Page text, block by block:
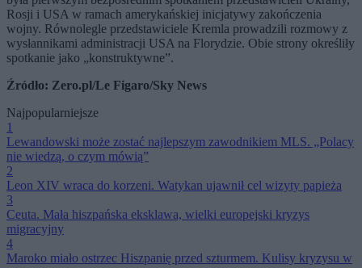
Rosji i USA w ramach amerykańskiej inicjatywy zakończenia
wojny. Równolegle przedstawiciele Kremla prowadzili rozmowy z
wysłannikami administracji USA na Florydzie. Obie strony określiły
spotkanie jako „konstruktywne”.
Źródło: Zero.pl/Le Figaro/Sky News
Najpopularniejsze
1
Lewandowski może zostać najlepszym zawodnikiem MLS. „Polacy
nie wiedzą, o czym mówią”
2
Leon XIV wraca do korzeni. Watykan ujawnił cel wizyty papieża
3
Ceuta. Mała hiszpańska eksklawa, wielki europejski kryzys
migracyjny
4
Maroko miało ostrzec Hiszpanię przed szturmem. Kulisy kryzysu w